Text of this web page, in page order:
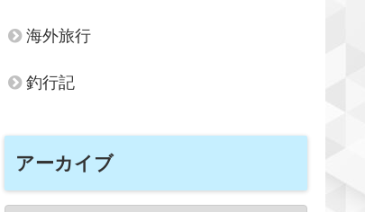
海外旅行
釣行記
アーカイブ